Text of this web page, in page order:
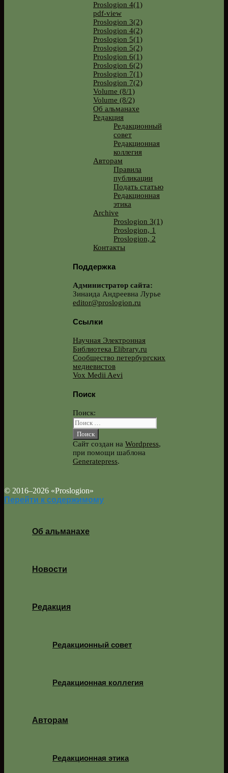
Proslogion 4(1)
pdf-view
Proslogion 3(2)
Proslogion 4(2)
Proslogion 5(1)
Proslogion 5(2)
Proslogion 6(1)
Proslogion 6(2)
Proslogion 7(1)
Proslogion 7(2)
Volume (8/1)
Volume (8/2)
Об альманахе
Редакция
Редакционный
совет
Редакционная
коллегия
Авторам
Правила
публикации
Подать статью
Редакционная
этика
Archive
Proslogion 3(1)
Proslogion, 1
Proslogion, 2
Контакты
Поддержка
Администратор сайта:
Зинаида Андреевна Лурье
editor@proslogion.ru
Ссылки
Научная Электронная
Библиотека Elibrary.ru
Сообщество петербургских
медиевистов
Vox Medii Aevi
Поиск
Поиск:
Сайт создан на Wordpress,
при помощи шаблона
Generatepress.
© 2016–2026 «Proslogion»
Перейти к содержимому
Об альманахе
Новости
Редакция
Редакционный совет
Редакционная коллегия
Авторам
Редакционная этика